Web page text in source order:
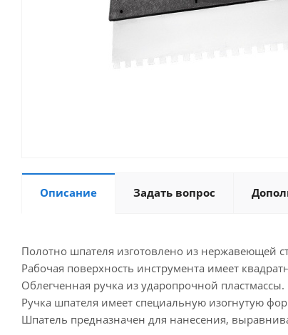
Описание Задать вопрос
Полотно шпателя изготовлено из нержавеющей
Рабочая поверхность инструмента имеет
Облегченная ручка из ударопрочной пластмассы.
Ручка шпателя имеет специальную изогнутую
Шпатель предназначен для нанесения,